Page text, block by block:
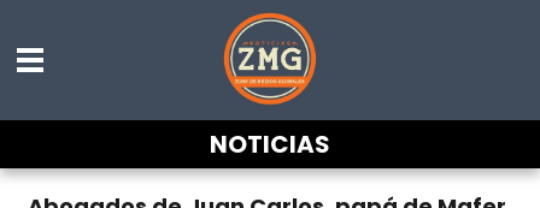
NOTICIAS